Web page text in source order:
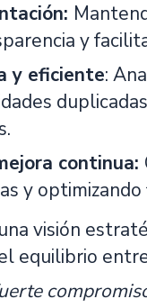
y
y eficiente:
continua:
y
visión
equilibrio